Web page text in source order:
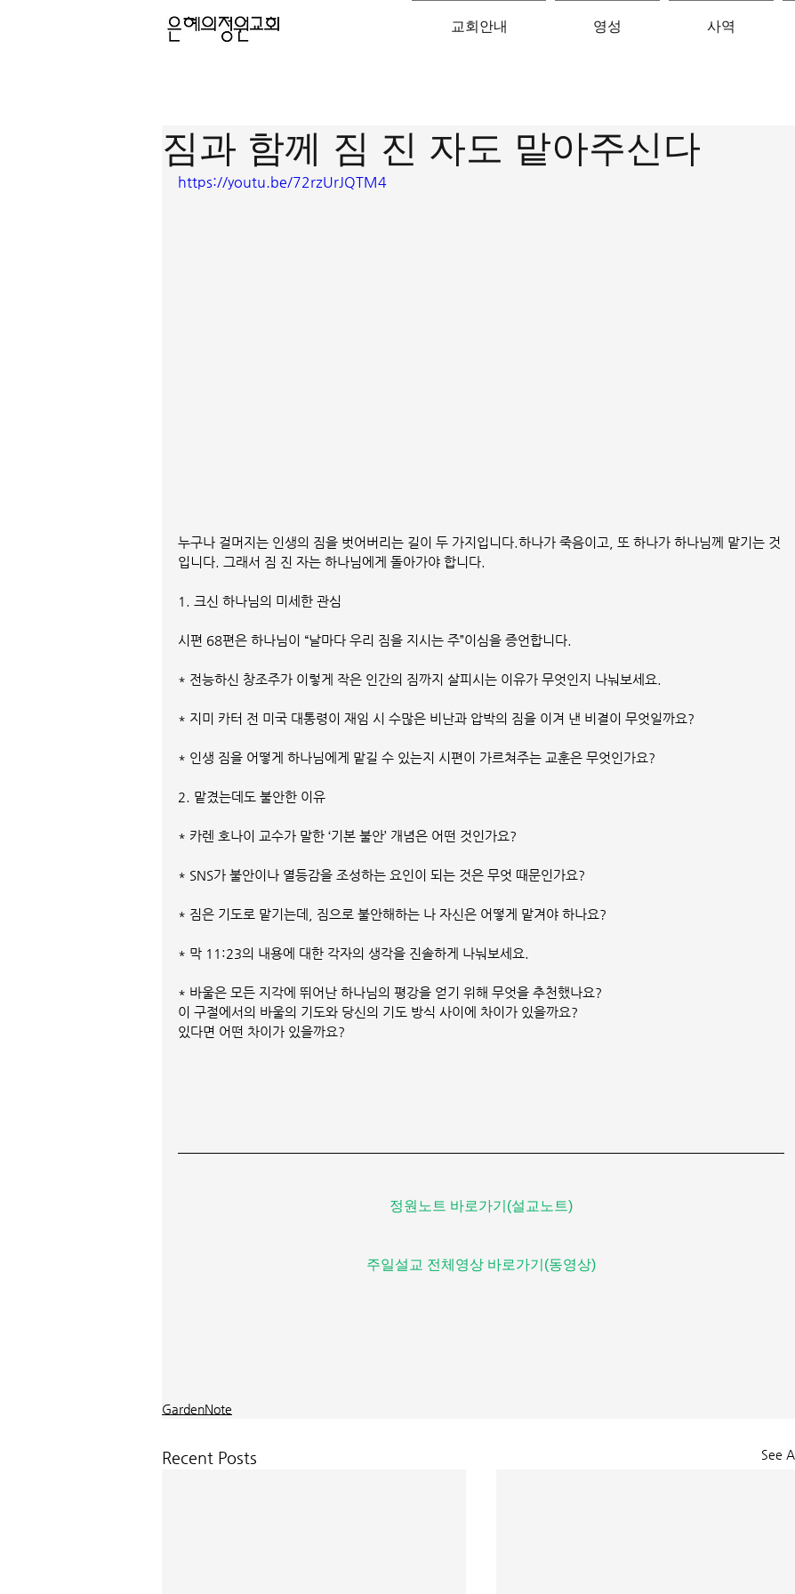
교회안내 영성 사역
짐과 함께 짐 진 자도 맡아주신다
https://youtu.be/72rzUrJQTM4
누구나 걸머지는 인생의 짐을 벗어버리는 길이 두 가지입니다.하나가 죽음이고, 또 하나가 하나님께 맡기는 것
입니다. 그래서 짐 진 자는 하나님에게 돌아가야 합니다.
1. 크신 하나님의 미세한 관심
시편 68편은 하나님이 “날마다 우리 짐을 지시는 주”이심을 증언합니다.
* 전능하신 창조주가 이렇게 작은 인간의 짐까지 살피시는 이유가 무엇인지 나눠보세요.
* 지미 카터 전 미국 대통령이 재임 시 수많은 비난과 압박의 짐을 이겨 낸 비결이 무엇일까요?
* 인생 짐을 어떻게 하나님에게 맡길 수 있는지 시편이 가르쳐주는 교훈은 무엇인가요?
2. 맡겼는데도 불안한 이유
* 카렌 호나이 교수가 말한 ‘기본 불안’ 개념은 어떤 것인가요?
* SNS가 불안이나 열등감을 조성하는 요인이 되는 것은 무엇 때문인가요?
* 짐은 기도로 맡기는데, 짐으로 불안해하는 나 자신은 어떻게 맡겨야 하나요?
* 막 11:23의 내용에 대한 각자의 생각을 진솔하게 나눠보세요.
* 바울은 모든 지각에 뛰어난 하나님의 평강을 얻기 위해 무엇을 추천했나요?
이 구절에서의 바울의 기도와 당신의 기도 방식 사이에 차이가 있을까요?
있다면 어떤 차이가 있을까요?
정원노트 바로가기(설교노트)
주일설교 전체영상 바로가기(동영상)
GardenNote
Recent Posts See All